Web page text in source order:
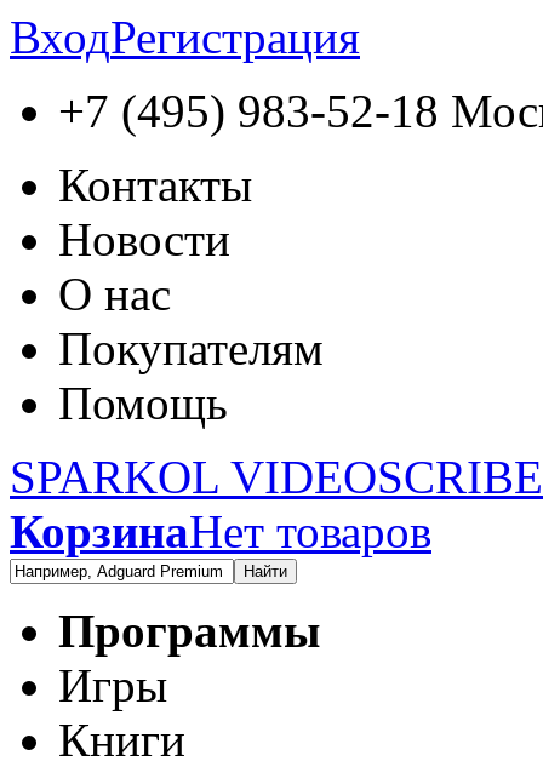
ВходРегистрация
+7 (495) 983-52-18
Контакты
Новости
О нас
Покупателям
Помощь
SPARKOL VIDEOSCRIBE
КорзинаНет товаров
Найти
Программы
Игры
Книги